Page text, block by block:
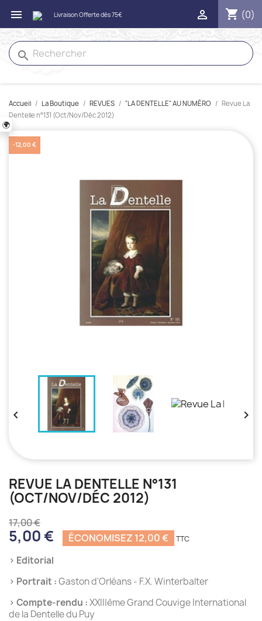
🌍
 shopping_cart (0)

search
Accueil La Boutique REVUES "LA DENTELLE" AU NUMÉRO
Revue La
Dentelle n°131 (Oct/Nov/Déc 2012)
-12,00 €
 
REVUE LA DENTELLE N°131
(OCT/NOV/DÉC 2012)
17,00 €
5,00 € ÉCONOMISEZ 12,00 €
› Editorial
› Portrait :Gaston d'Orléans - F.X. Winterbalter
› Compte-rendu :XXIIIème Grand Couvige International
de la Dentelle du Puy